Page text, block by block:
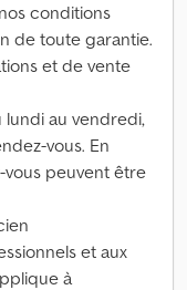
conditions
de toute garantie.
et de vente
lundi au vendredi,
vous. En
peuvent être
et aux
à